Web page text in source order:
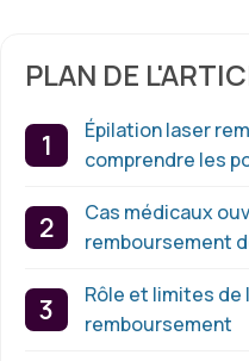
PLAN DE
Épilation laser
comprendre les
Cas médicaux
remboursement
Rôle et limites de
remboursement